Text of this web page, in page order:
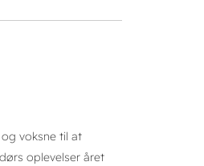
voksne til at
oplevelser året